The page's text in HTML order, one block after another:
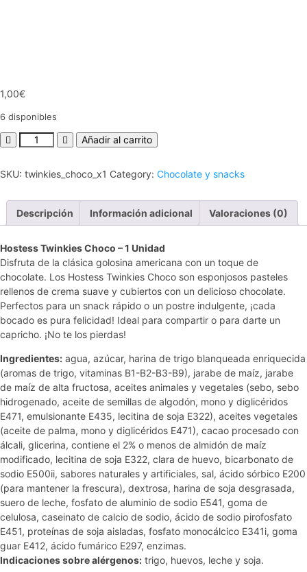
1,00€
6 disponibles
Añadir al carrito
SKU: twinkies_choco_x1 Category: Chocolate y snacks
Descripción Información adicional Valoraciones (0)
Hostess Twinkies Choco – 1 Unidad
Disfruta de la clásica golosina americana con un toque de
chocolate. Los Hostess Twinkies Choco son esponjosos pasteles
rellenos de crema suave y cubiertos con un delicioso chocolate.
Perfectos para un snack rápido o un postre indulgente, ¡cada
bocado es pura felicidad! Ideal para compartir o para darte un
capricho. ¡No te los pierdas!
Ingredientes: agua, azúcar, harina de trigo blanqueada enriquecida
(aromas de trigo, vitaminas B1-B2-B3-B9), jarabe de maíz, jarabe
de maíz de alta fructosa, aceites animales y vegetales (sebo, sebo
hidrogenado, aceite de semillas de algodón, mono y diglicéridos
E471, emulsionante E435, lecitina de soja E322), aceites vegetales
(aceite de palma, mono y diglicéridos E471), cacao procesado con
álcali, glicerina, contiene el 2% o menos de almidón de maíz
modificado, lecitina de soja E322, clara de huevo, bicarbonato de
sodio E500ii, sabores naturales y artificiales, sal, ácido sórbico E200
(para mantener la frescura), dextrosa, harina de soja desgrasada,
suero de leche, fosfato de aluminio de sodio E541, goma de
celulosa, caseinato de calcio de sodio, ácido de sodio pirofosfato
E451, proteínas de soja aisladas, fosfato monocálcico E341i, goma
guar E412, ácido fumárico E297, enzimas.
Indicaciones sobre alérgenos: trigo, huevos, leche y soja.